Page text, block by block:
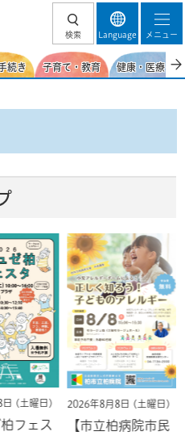
検索 Language メニュー
続き 子育て・教育 健康・医療・
日 (土曜日)
フェス
2026年8月8日 (土曜日)
【市立柏病院市民